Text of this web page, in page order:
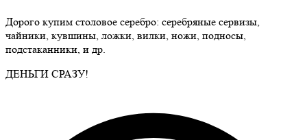
Дорого купим столовое серебро: серебряные сервизы,
чайники, кувшины, ложки, вилки, ножи, подносы,
подстаканники, и др.
ДЕНЬГИ СРАЗУ!